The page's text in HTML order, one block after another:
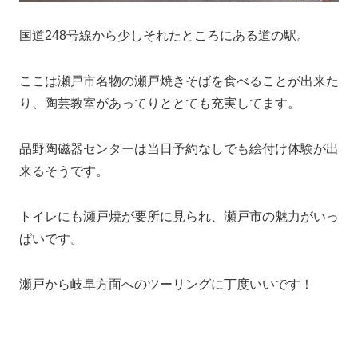
国道248号線から少しそれたところにある道の駅。
ここは瀬戸市名物の瀬戸焼きそばを食べることが出来た
り、陶芸教室があってりととても充実してます。
品野陶磁器センターは当日予約なしでも絵付け体験が出
来るそうです。
トイレにも瀬戸焼が要所に見られ、瀬戸市の魅力がいっ
ぱいです。
瀬戸から岐阜方面へのツーリングに丁度いいです！